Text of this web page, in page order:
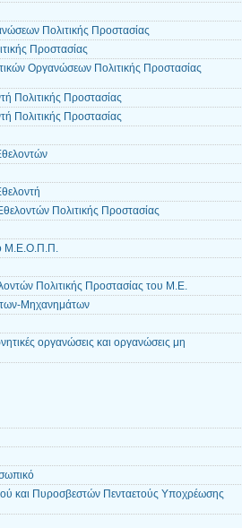
Πολιτικής Προστασίας
Προστασίας
Οργανώσεων Πολιτικής Προστασίας
Πολιτικής Προστασίας
Πολιτικής Προστασίας
Πολιτικής Προστασίας
Μ.Ε.Ο.Π.Π.
Πολιτικής Προστασίας του Μ.Ε.
Μηχανημάτων
οργανώσεις και οργανώσεις μη
και Πυροσβεστών Πενταετούς Υποχρέωσης